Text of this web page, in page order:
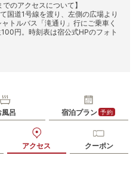
のアクセスについて】
国道1号線を渡り、左側の広場より
トルバス「滝通り」行にご乗車く
円。時刻表は宿公式HPのフォト
風呂 宿泊プラン 予約
アクセス クーポン